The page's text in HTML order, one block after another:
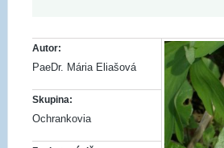
Autor:
PaeDr. Mária Eliašová
Skupina:
Ochrankovia